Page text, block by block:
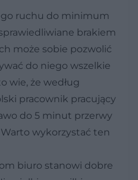
ruchu do minimum
brakiem
może sobie pozwolić
do niego wszelkie
wie, że według
pracownik pracujący
do 5 minut przerwy
wykorzystać ten
biuro stanowi dobre